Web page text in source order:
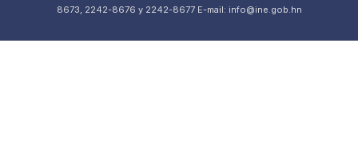
8673, 2242-8676 y 2242-8677 E-mail: info@ine.gob.hn